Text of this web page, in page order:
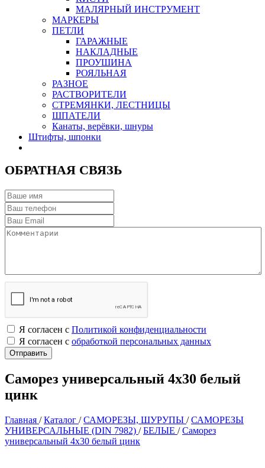
МАЛЯРНЫЙ ИНСТРУМЕНТ
МАРКЕРЫ
ПЕТЛИ
ГАРАЖНЫЕ
НАКЛАДНЫЕ
ПРОУШИНА
РОЯЛЬНАЯ
РАЗНОЕ
РАСТВОРИТЕЛИ
СТРЕМЯНКИ, ЛЕСТНИЦЫ
ШПАТЕЛИ
Канаты, верёвки, шнуры
Штифты, шпонки
ОБРАТНАЯ СВЯЗЬ
Я согласен с Политикой конфиденциальности
Я согласен с обработкой персональных данных
Саморез универсальный 4х30 белый
цинк
Главная /Каталог /САМОРЕЗЫ, ШУРУПЫ /САМОРЕЗЫ
УНИВЕРСАЛЬНЫЕ (DIN 7982) /БЕЛЫЕ /Саморез
универсальный 4х30 белый цинк